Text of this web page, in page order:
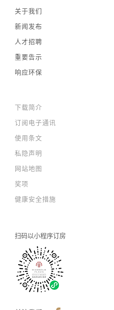
关于我们
新闻发布
人才招聘
重要告示
响应环保
下载简介
订阅电子通讯
使用条文
私隐声明
网站地图
奖项
健康安全措施
扫码以小程序订房